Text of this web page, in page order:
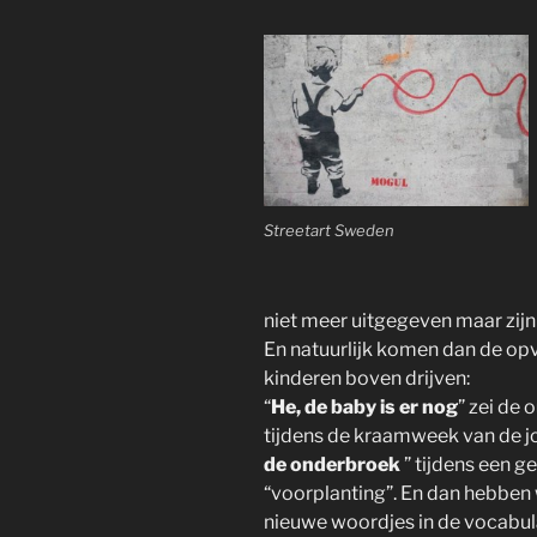
Streetart Sweden
niet meer uitgegeven maar
En natuurlijk komen dan de
kinderen boven drijven:
“He, de baby is er nog” zei de
tijdens de kraamweek van de
de onderbroek ” tijdens een
“voorplanting”. En dan
nieuwe woordjes in de